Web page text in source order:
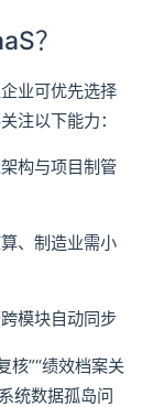
？
业可优先选择
注以下能力：
构与项目制管
、制造业需小
模块自动同步
核”“绩效档案关
统数据孤岛问